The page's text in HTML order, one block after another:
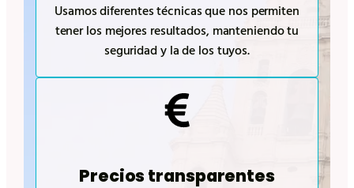
Usamos diferentes técnicas que nos permiten
tener los mejores resultados, manteniendo tu
seguridad y la de los tuyos.
Precios transparentes